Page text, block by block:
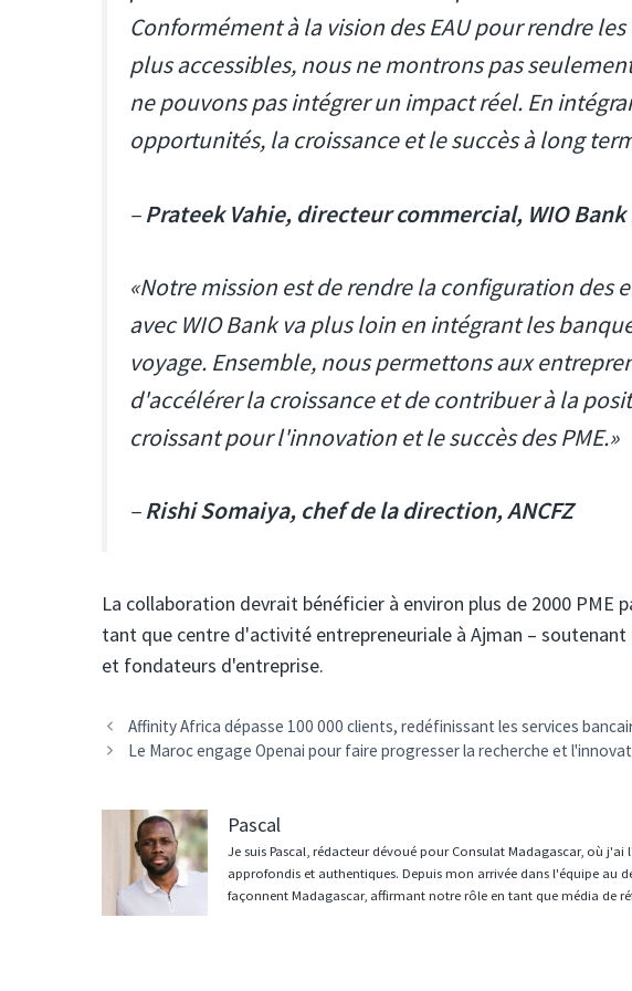
Conformément à la vision des EAU pour rendre
plus accessibles, nous ne montrons pas
ne pouvons pas intégrer un impact réel. En
opportunités, la croissance et le succès à long
–Prateek Vahie, directeur commercial, WIO Bank
«Notre mission est de rendre la configuration des
avec WIO Bank va plus loin en intégrant les
voyage. Ensemble, nous permettons aux
d'accélérer la croissance et de contribuer à la
croissant pour l'innovation et le succès des PME.»
–Rishi Somaiya, chef de la direction, ANCFZ
La collaboration devrait bénéficier à environ plus de 2000 PME
tant que centre d'activité entrepreneuriale à Ajman –
et fondateurs d'entreprise.
Navigation
des
Affinity Africa dépasse 100 000 clients, redéfinissant les services
Le Maroc engage Openai pour faire progresser la recherche et
Pascal
Je suis Pascal, rédacteur dévoué pour Consulat Madagascar, où
approfondis et authentiques. Depuis mon arrivée dans l'équipe au
façonnent Madagascar, affirmant notre rôle en tant que média de